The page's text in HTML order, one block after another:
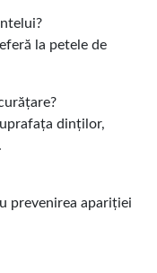
la petele de
dinților,
prevenirea apariției